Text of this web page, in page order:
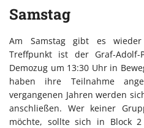
Samstag
Am Samstag gibt es
Treffpunkt ist der Graf-
Demozug um 13:30 Uhr in
haben ihre Teilnahme
vergangenen Jahren werden
anschließen. Wer keiner
möchte, sollte sich in Block